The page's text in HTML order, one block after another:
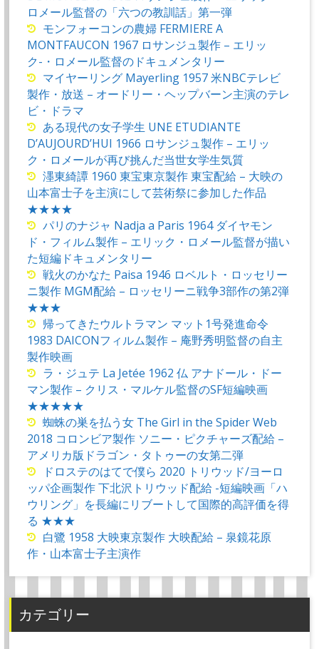
ロメール監督の「六つの教訓話」第一弾
モンフォーコンの農婦 FERMIERE A
MONTFAUCON 1967 ロサンジュ製作 – エリッ
ク-・ロメール監督のドキュメンタリー
マイヤーリング Mayerling 1957 米NBCテレビ
製作・放送 – オードリー・ヘップバーン主演のテレ
ビ・ドラマ
ある現代の女子学生 UNE ETUDIANTE
D’AUJOURD’HUI 1966 ロサンジュ製作 – エリッ
ク・ロメールが再び挑んだ当世女学生気質
濹東綺譚 1960 東宝東京製作 東宝配給 – 大映の
山本富士子を主演にして芸術祭に参加した作品
★★★★
パリのナジャ Nadja a Paris 1964 ダイヤモン
ド・フィルム製作 – エリック・ロメール監督が描い
た短編ドキュメンタリー
戦火のかなた Paisa 1946 ロベルト・ロッセリー
ニ製作 MGM配給 – ロッセリーニ戦争3部作の第2弾
★★★
帰ってきたウルトラマン マット1号発進命令
1983 DAICONフィルム製作 – 庵野秀明監督の自主
製作映画
ラ・ジュテ La Jetée 1962 仏 アナドール・ドー
マン製作 – クリス・マルケル監督のSF短編映画
★★★★★
蜘蛛の巣を払う女 The Girl in the Spider Web
2018 コロンビア製作 ソニー・ピクチャーズ配給 –
アメリカ版ドラゴン・タトゥーの女第二弾
ドロステのはてで僕ら 2020 トリウッド/ヨーロ
ッパ企画製作 下北沢トリウッド配給 -短編映画「ハ
ウリング」を長編にリブートして国際的高評価を得
る ★★★
白鷺 1958 大映東京製作 大映配給 – 泉鏡花原
作・山本富士子主演作
カテゴリー